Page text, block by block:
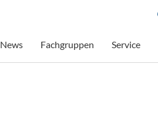
News Fachgruppen Service